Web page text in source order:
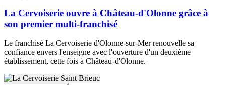
La Cervoiserie ouvre à Château-d'Olonne grâce à
son premier multi-franchisé
Le franchisé La Cervoiserie d'Olonne-sur-Mer renouvelle sa
confiance envers l'enseigne avec l'ouverture d'un deuxième
établissement, cette fois à Château-d'Olonne.